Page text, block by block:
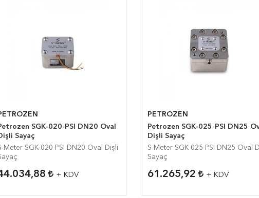
SGK-020-PSI DN20 Oval
Sayaç
Meter SGK-020-PSI DN20 Oval Dişli
+ KDV
PETROZEN
Petrozen SGK-025-PSI DN25 Oval
Dişli Sayaç
S-Meter SGK-025-PSI DN25 Oval Dişli
Sayaç
61.265,92 + KDV